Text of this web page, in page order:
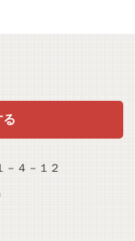
る
－４－１２